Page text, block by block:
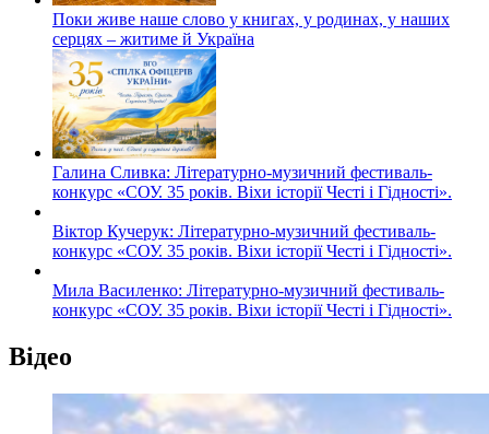
Поки живе наше слово у книгах, у родинах, у наших
серцях – житиме й Україна
Галина Сливка: Літературно-музичний фестиваль-
конкурс «СОУ. 35 років. Віхи історії Честі і Гідності».
Віктор Кучерук: Літературно-музичний фестиваль-
конкурс «СОУ. 35 років. Віхи історії Честі і Гідності».
Мила Василенко: Літературно-музичний фестиваль-
конкурс «СОУ. 35 років. Віхи історії Честі і Гідності».
Відео